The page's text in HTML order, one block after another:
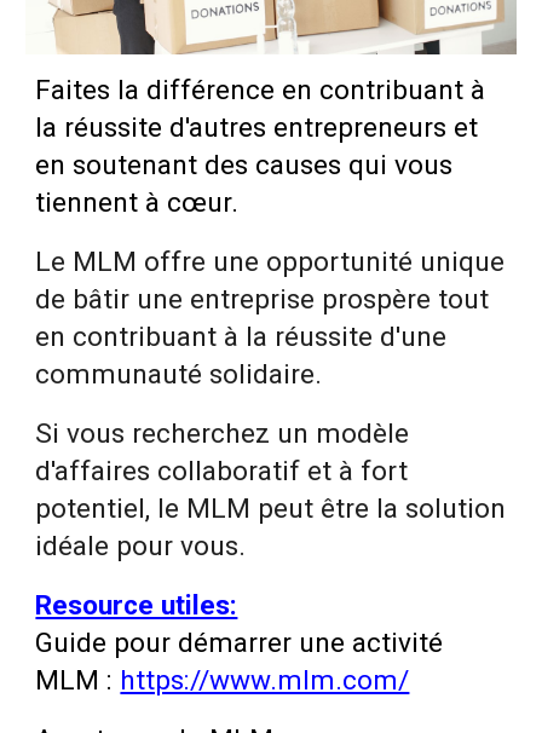
Faites la différence en contribuant à
la réussite d'autres entrepreneurs et
en soutenant des causes qui vous
tiennent à cœur.
Le MLM offre une opportunité unique
de bâtir une entreprise prospère tout
en contribuant à la réussite d'une
communauté solidaire.
Si vous recherchez un modèle
d'affaires collaboratif et à fort
potentiel, le MLM peut être la solution
idéale pour vous.
Resource utiles:
Guide pour démarrer une activité
MLM : https://www.mlm.com/